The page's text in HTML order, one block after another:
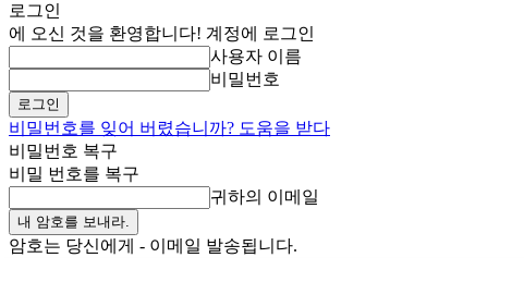
로그인
에 오신 것을 환영합니다! 계정에 로그인
사용자 이름
비밀번호
비밀번호를 잊어 버렸습니까? 도움을 받다
비밀번호 복구
비밀 번호를 복구
귀하의 이메일
암호는 당신에게 - 이메일 발송됩니다.